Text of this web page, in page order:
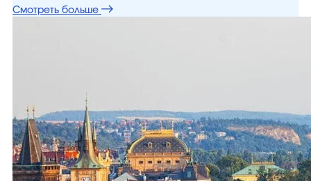
Смотреть больше